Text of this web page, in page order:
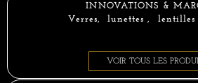
INNOVATIONS &
Verres, lunettes , lentilles
VOIR TOUS LES